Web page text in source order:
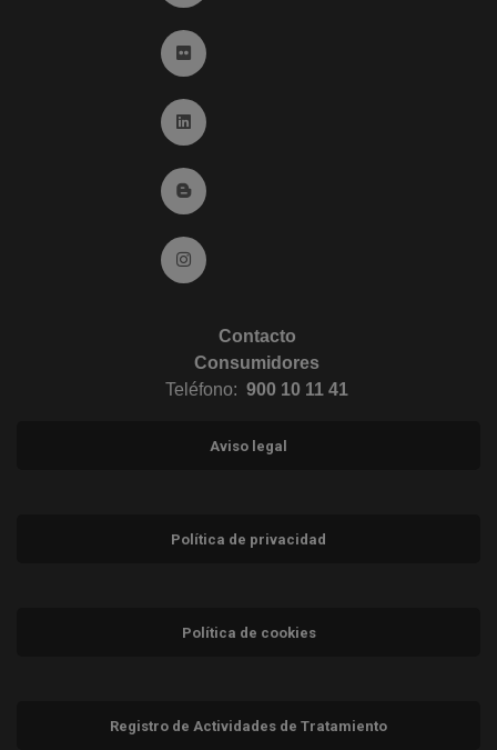
Ir a Flickr (abre en ventana nueva)
Ir a Linkedin (abre en ventana nueva)
Ir al Blog (abre en ventana nueva)
Ir a Instagram (abre en ventana nueva)
Contacto
Consumidores
Teléfono: 900 10 11 41
Aviso legal
Política de privacidad
Política de cookies
Registro de Actividades de Tratamiento